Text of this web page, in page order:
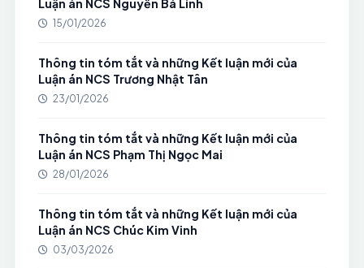
Luận án NCS Nguyễn Bá Linh
15/01/2026
Thông tin tóm tắt và những Kết luận mới của
Luận án NCS Trương Nhật Tân
23/01/2026
Thông tin tóm tắt và những Kết luận mới của
Luận án NCS Phạm Thị Ngọc Mai
28/01/2026
Thông tin tóm tắt và những Kết luận mới của
Luận án NCS Chúc Kim Vinh
03/03/2026